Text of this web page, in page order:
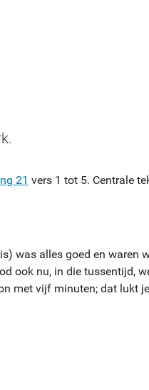
21 vers 1 tot 5. Centrale
was alles goed en waren
ook nu, in die tussentijd,
met vijf minuten; dat lukt